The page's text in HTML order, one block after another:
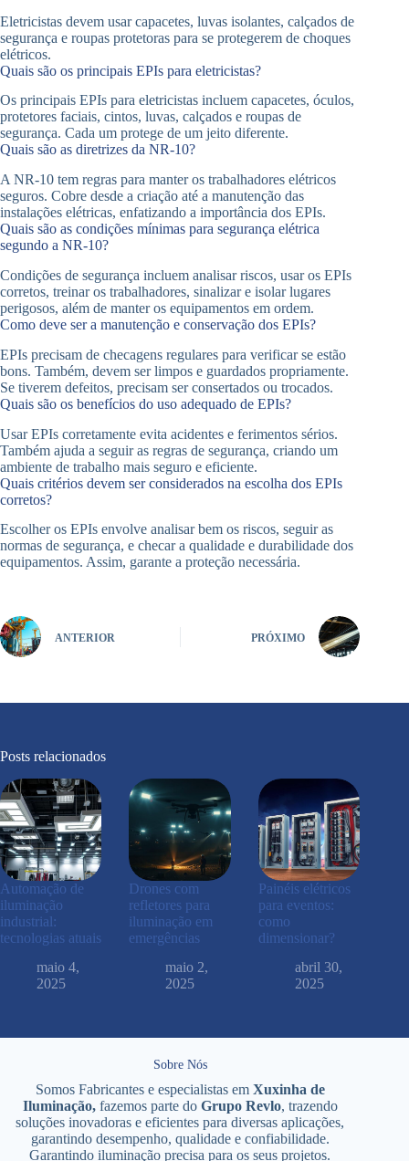
Eletricistas devem usar capacetes, luvas isolantes, calçados de
segurança e roupas protetoras para se protegerem de choques
elétricos.
Quais são os principais EPIs para eletricistas?
Os principais EPIs para eletricistas incluem capacetes, óculos,
protetores faciais, cintos, luvas, calçados e roupas de
segurança. Cada um protege de um jeito diferente.
Quais são as diretrizes da NR-10?
A NR-10 tem regras para manter os trabalhadores elétricos
seguros. Cobre desde a criação até a manutenção das
instalações elétricas, enfatizando a importância dos EPIs.
Quais são as condições mínimas para segurança elétrica
segundo a NR-10?
Condições de segurança incluem analisar riscos, usar os EPIs
corretos, treinar os trabalhadores, sinalizar e isolar lugares
perigosos, além de manter os equipamentos em ordem.
Como deve ser a manutenção e conservação dos EPIs?
EPIs precisam de checagens regulares para verificar se estão
bons. Também, devem ser limpos e guardados propriamente.
Se tiverem defeitos, precisam ser consertados ou trocados.
Quais são os benefícios do uso adequado de EPIs?
Usar EPIs corretamente evita acidentes e ferimentos sérios.
Também ajuda a seguir as regras de segurança, criando um
ambiente de trabalho mais seguro e eficiente.
Quais critérios devem ser considerados na escolha dos EPIs
corretos?
Escolher os EPIs envolve analisar bem os riscos, seguir as
normas de segurança, e checar a qualidade e durabilidade dos
equipamentos. Assim, garante a proteção necessária.
ANTERIOR PRÓXIMO
Posts relacionados
Automação de
iluminação
industrial:
tecnologias atuais
maio 4,
2025
Drones com
refletores para
iluminação em
emergências
maio 2,
2025
Painéis elétricos
para eventos:
como
dimensionar?
abril 30,
2025
Sobre Nós
Somos Fabricantes e especialistas em Xuxinha de
Iluminação,fazemos parte do Grupo Revlo, trazendo
soluções inovadoras e eficientes para diversas aplicações,
garantindo desempenho, qualidade e confiabilidade.
Garantindo iluminação precisa para os seus projetos.